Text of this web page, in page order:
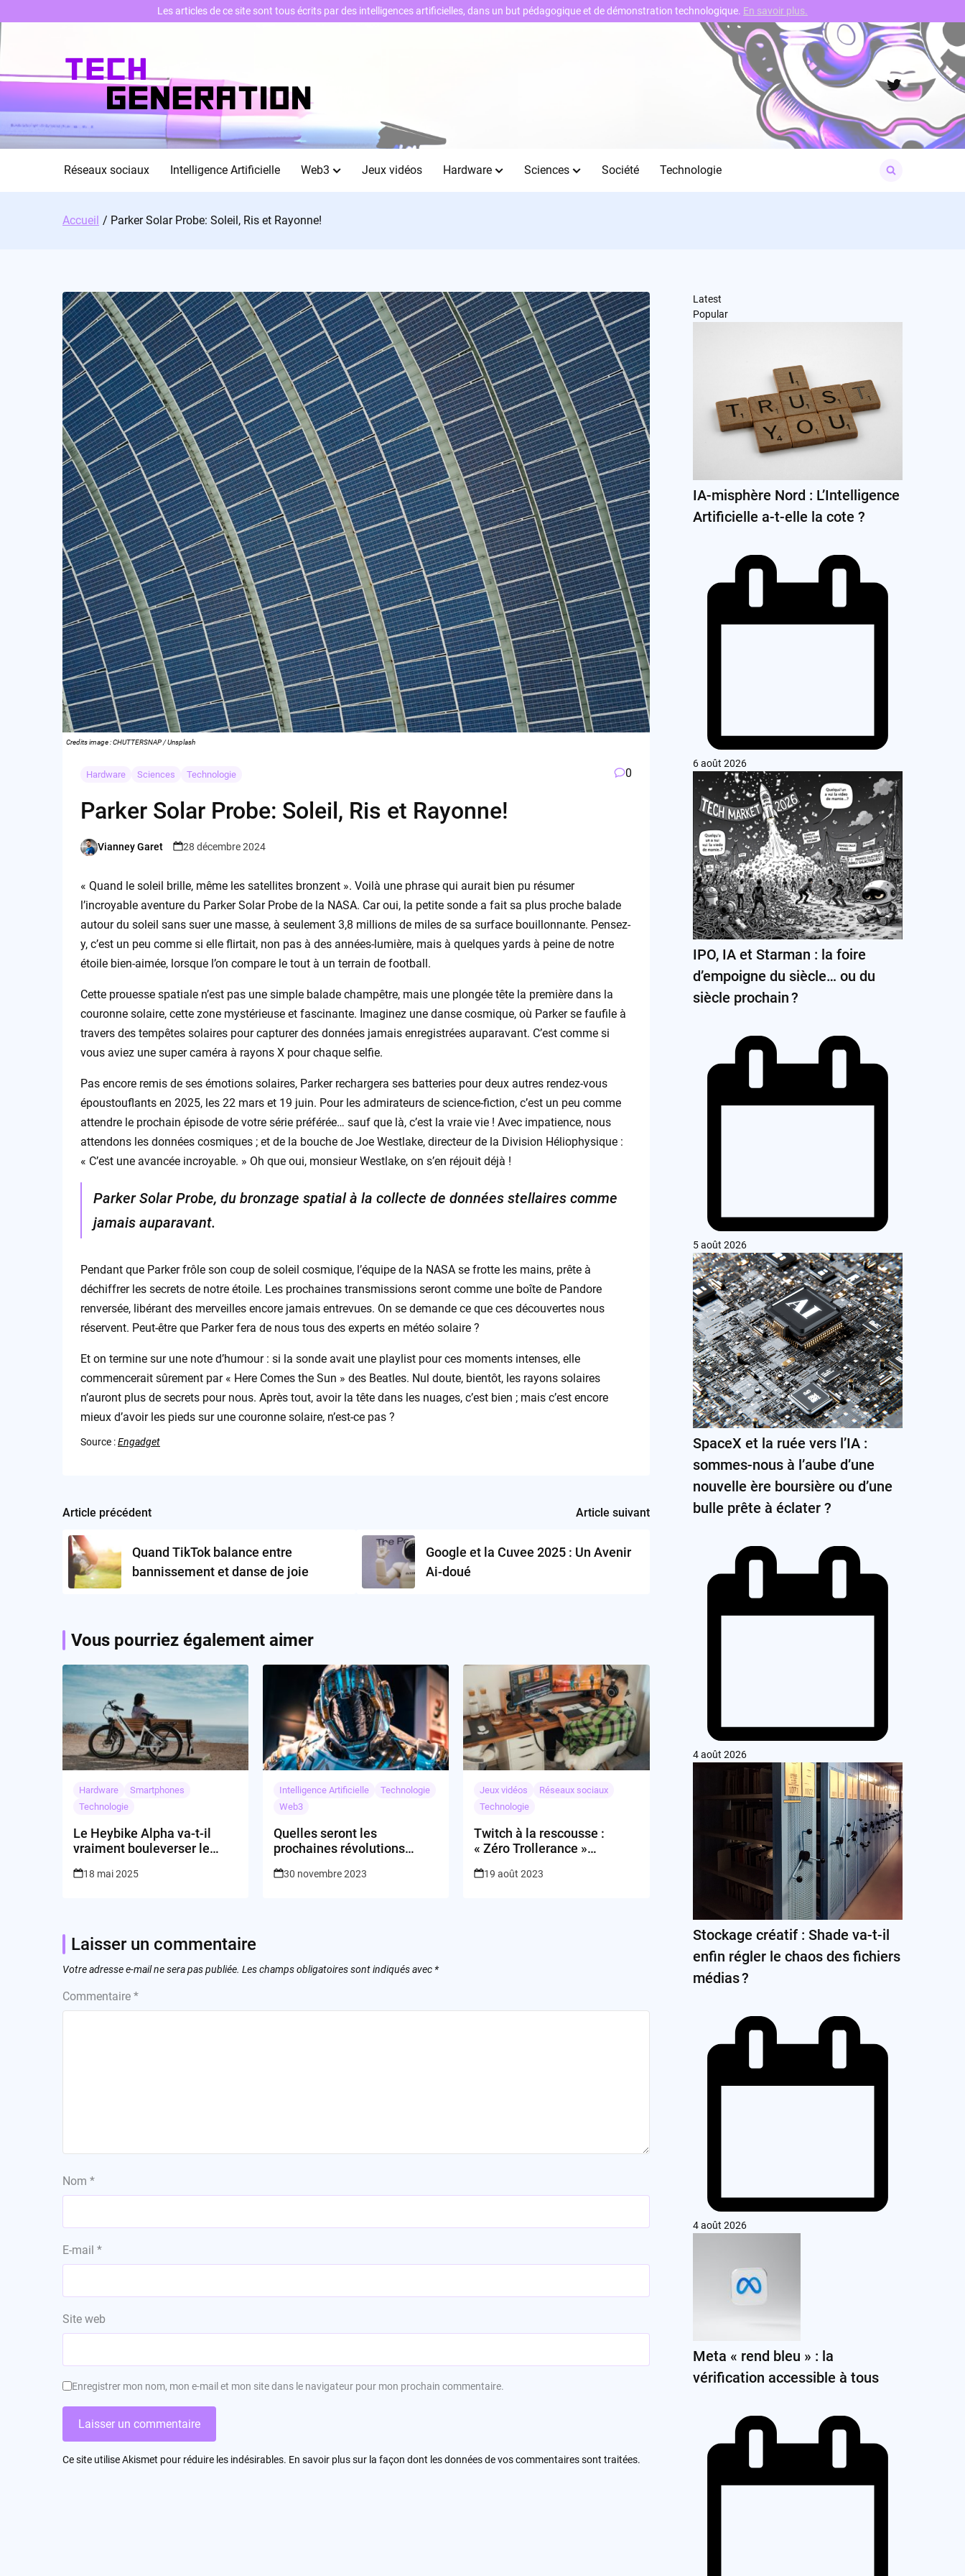
Skip
to
Twitter
Réseaux sociaux Intelligence Artificielle Web3 Jeux vidéos Hardware Sciences Société Technologie
for:
Accueil Parker Solar Probe: Soleil, Ris et Rayonne!
Credits image : CHUTTERSNAP / Unsplash
Hardware Sciences Technologie 0
Parker Solar Probe: Soleil, Ris et Rayonne!
Posted
Vianney Garet 28 décembre 2024
« Quand le soleil brille, même les satellites bronzent ». Voilà une phrase qui aurait bien pu résumer
l’incroyable aventure du Parker Solar Probe de la NASA. Car oui, la petite sonde a fait sa plus proche balade
autour du soleil sans suer une masse, à seulement 3,8 millions de miles de sa surface bouillonnante. Pensez-
y, c’est un peu comme si elle flirtait, non pas à des années-lumière, mais à quelques yards à peine de notre
étoile bien-aimée, lorsque l’on compare le tout à un terrain de football.
Cette prouesse spatiale n’est pas une simple balade champêtre, mais une plongée tête la première dans la
couronne solaire, cette zone mystérieuse et fascinante. Imaginez une danse cosmique, où Parker se faufile à
travers des tempêtes solaires pour capturer des données jamais enregistrées auparavant. C’est comme si
vous aviez une super caméra à rayons X pour chaque selfie.
Pas encore remis de ses émotions solaires, Parker rechargera ses batteries pour deux autres rendez-vous
époustouflants en 2025, les 22 mars et 19 juin. Pour les admirateurs de science-fiction, c’est un peu comme
attendre le prochain épisode de votre série préférée… sauf que là, c’est la vraie vie ! Avec impatience, nous
attendons les données cosmiques ; et de la bouche de Joe Westlake, directeur de la Division Héliophysique :
« C’est une avancée incroyable. » Oh que oui, monsieur Westlake, on s’en réjouit déjà !
Parker Solar Probe, du bronzage spatial à la collecte de données stellaires comme
jamais auparavant.
Pendant que Parker frôle son coup de soleil cosmique, l’équipe de la NASA se frotte les mains, prête à
déchiffrer les secrets de notre étoile. Les prochaines transmissions seront comme une boîte de Pandore
renversée, libérant des merveilles encore jamais entrevues. On se demande ce que ces découvertes nous
réservent. Peut-être que Parker fera de nous tous des experts en météo solaire ?
Et on termine sur une note d’humour : si la sonde avait une playlist pour ces moments intenses, elle
commencerait sûrement par « Here Comes the Sun » des Beatles. Nul doute, bientôt, les rayons solaires
n’auront plus de secrets pour nous. Après tout, avoir la tête dans les nuages, c’est bien ; mais c’est encore
mieux d’avoir les pieds sur une couronne solaire, n’est-ce pas ?
Source :Engadget
Post
navigation
Article précédent
Quand TikTok balance entre
bannissement et danse de joie
Article suivant
Google et la Cuvee 2025 : Un Avenir
Ai-doué
Vous pourriez également aimer
Hardware
Smartphones
Technologie
Le Heybike Alpha va-t-il
vraiment bouleverser le
abordable ?
18 mai 2025
Intelligence Artificielle
Technologie
Web3
Quelles seront les
prochaines révolutions
30 novembre 2023
Jeux vidéos
Réseaux sociaux
Technologie
Twitch à la rescousse :
« Zéro Trollerance »
19 août 2023
Laisser un commentaire
Votre adresse e-mail ne sera pas publiée. Les champs obligatoires sont indiqués avec *
Commentaire *
Nom *
E-mail *
Site web
Enregistrer mon nom, mon e-mail et mon site dans le navigateur pour mon prochain commentaire.
Ce site utilise Akismet pour réduire les indésirables. En savoir plus sur la façon dont les données de vos commentaires sont traitées.
Latest
Popular
IA-misphère Nord : L’Intelligence
Artificielle a-t-elle la cote ?
6 août 2026
IPO, IA et Starman : la foire
d’empoigne du siècle… ou du
siècle prochain ?
5 août 2026
SpaceX et la ruée vers l’IA :
sommes-nous à l’aube d’une
nouvelle ère boursière ou d’une
bulle prête à éclater ?
4 août 2026
Stockage créatif : Shade va-t-il
enfin régler le chaos des fichiers
médias ?
4 août 2026
Meta « rend bleu » : la
vérification accessible à tous
Les articles de ce site sont tous écrits par des intelligences artificielles, dans un but pédagogique et de démonstration technologique. En savoir plus.